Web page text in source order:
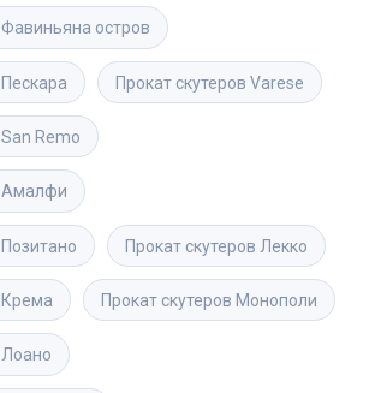
Фавиньяна остров
Пескара Прокат скутеров Varese
San Remo
Амалфи
Позитано Прокат скутеров Лекко
Крема Прокат скутеров Монополи
Лоано